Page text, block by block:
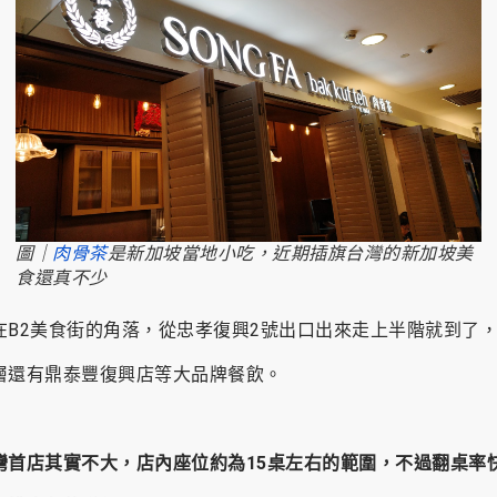
圖｜ 肉骨茶是新加坡當地小吃，近期插旗台灣的新加坡美
食還真不少
B2美食街的角落，從忠孝復興2號出口出來走上半階就到了
還有鼎泰豐復興店等大品牌餐飲。
首店其實不大，店內座位約為15桌左右的範圍，不過翻桌率